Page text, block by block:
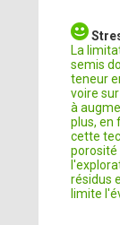
La
semis
teneur
voire
à
plus, en
cette
porosité
résidus
limite